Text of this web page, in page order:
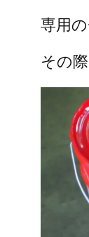
専用
その